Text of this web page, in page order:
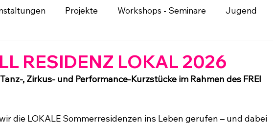
Projekte Workshops - Seminare Jugend
RESIDENZ LOKAL 2026
, Zirkus- und Performance-Kurzstücke im Rahmen des FREI
die LOKALE Sommerresidenzen ins Leben gerufen – und dabei